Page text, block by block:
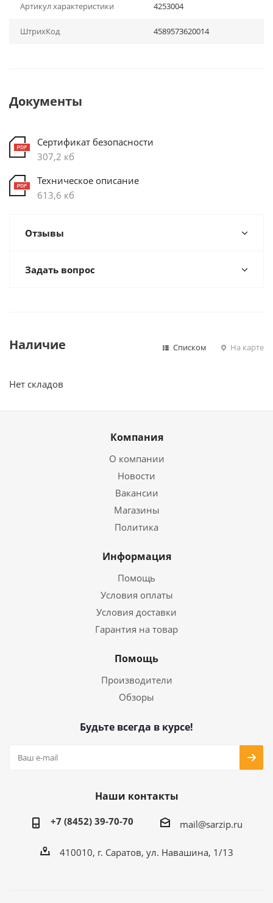
Артикул характеристики 4253004
ШтрихКод 4589573620014
Документы
Сертификат безопасности
307,2 кб
Техническое описание
613,6 кб
Отзывы
Задать вопрос
Наличие Списком На карте
Нет складов
Компания
О компании
Новости
Вакансии
Магазины
Политика
Информация
Помощь
Условия оплаты
Условия доставки
Гарантия на товар
Помощь
Производители
Обзоры
Будьте всегда в курсе!
Наши контакты
+7 (8452) 39-70-70 mail@sarzip.ru
410010, г. Саратов, ул. Навашина, 1/13